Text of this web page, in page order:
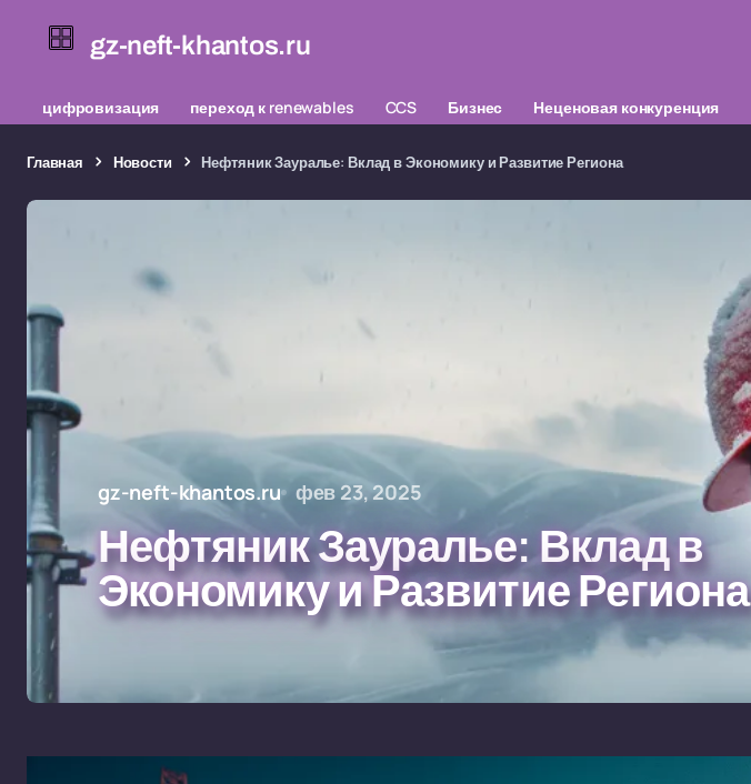
gz-neft-khantos.ru
цифровизация переход к renewables CCS Бизнес Неценовая конкуренция
Главная Новости Нефтяник Зауралье: Вклад в Экономику и Развитие Региона
gz-neft-khantos.ru фев 23, 2025
Нефтяник Зауралье: Вклад в
Экономику и Развитие Региона